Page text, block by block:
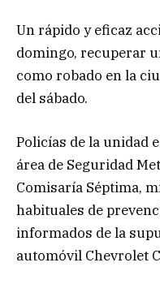
Un rápido y eficaz
domingo, recuperar
como robado en la
del sábado.
Policías de la unidad
área de Seguridad
Comisaría Séptima,
habituales de
informados de la
automóvil Chevrolet